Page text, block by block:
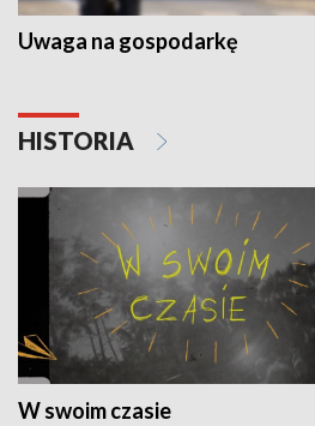
Uwaga na gospodarkę
HISTORIA
W swoim czasie